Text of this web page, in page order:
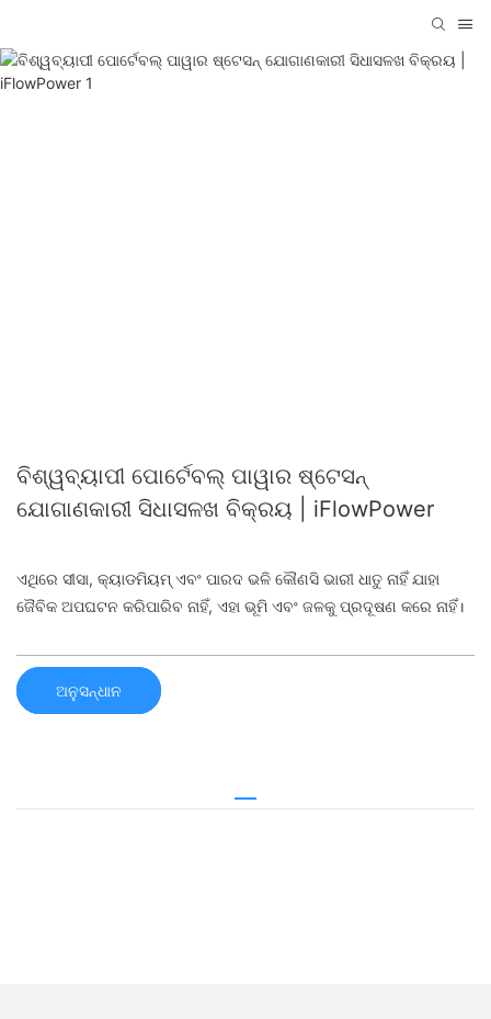
ବିଶ୍ୱବ୍ୟାପୀ ପୋର୍ଟେବଲ୍ ପାୱାର ଷ୍ଟେସନ୍
ଯୋଗାଣକାରୀ ସିଧାସଳଖ ବିକ୍ରୟ | iFlowPower
ଏଥିରେ ସୀସା, କ୍ୟାଡମିୟମ୍ ଏବଂ ପାରଦ ଭଳି କୌଣସି ଭାରୀ ଧାତୁ ନାହିଁ ଯାହା
ଜୈବିକ ଅପଘଟନ କରିପାରିବ ନାହିଁ, ଏହା ଭୂମି ଏବଂ ଜଳକୁ ପ୍ରଦୂଷଣ କରେ ନାହିଁ।
ଅନୁସନ୍ଧାନ